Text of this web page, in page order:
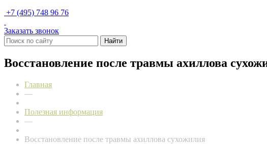
+7 (495) 748 96 76
Заказать звонок
Найти
Восстановление после травмы ахиллова
Главная
—
Полезная информация
—
Восстановление после травмы ахиллова сухожилия